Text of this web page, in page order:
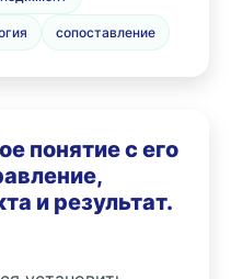
сопоставление
понятие с его
и результат.